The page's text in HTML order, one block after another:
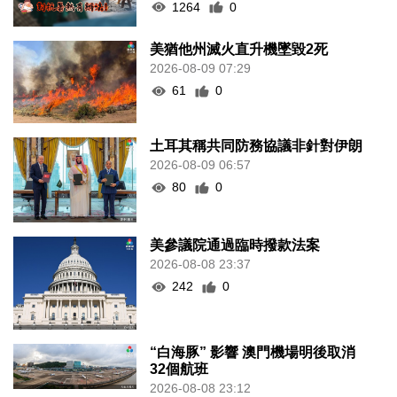
1264 0
美猶他州滅火直升機墜毀2死
2026-08-09 07:29
61
0
土耳其稱共同防務協議非針對伊朗
2026-08-09 06:57
80
0
美參議院通過臨時撥款法案
2026-08-08 23:37
242
0
“白海豚” 影響 澳門機場明後取消
32個航班
2026-08-08 23:12